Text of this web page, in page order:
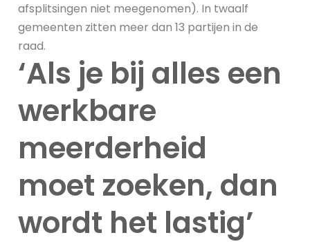
afsplitsingen niet meegenomen). In twaalf
gemeenten zitten meer dan 13 partijen in de
raad.
‘Als je bij alles een
werkbare
meerderheid
moet zoeken, dan
wordt het lastig’